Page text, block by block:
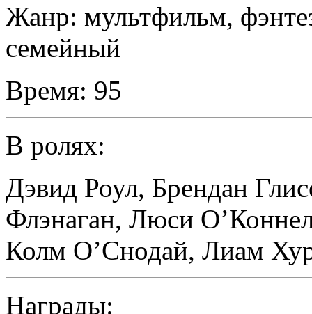
Жанр: мультфильм,
семейный
Время: 95
В ролях:
Дэвид Роул, Брендан
Флэнаган, Люси
Колм О’Снодай, Лиам
Награды: